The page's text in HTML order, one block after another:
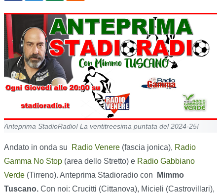
Anteprima StadioRadio! La ventitreesima puntata del 2024-25!
Andato in onda su Radio Venere (fascia jonica), Radio
Gamma No Stop (area dello Stretto) e Radio Gabbiano
Verde (Tirreno). Anteprima Stadioradio con
Mimmo
Tuscano. Con noi: Crucitti (Cittanova), Micieli (Castrovillari),